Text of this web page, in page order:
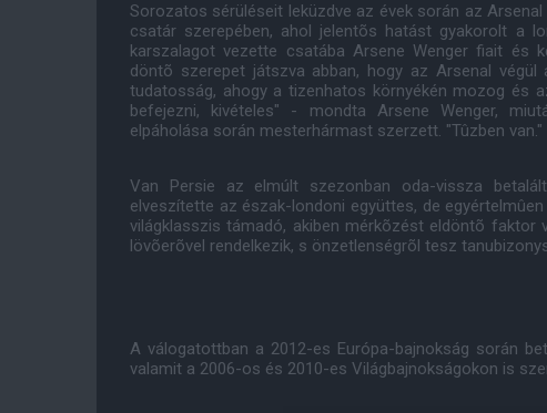
Sorozatos sérüléseit leküzdve az évek során az
csatár szerepében, ahol jelentõs hatást gyakorolt a
karszalagot vezette csatába Arsene Wenger fiait és
döntõ szerepet játszva abban, hogy az Arsenal
tudatosság, ahogy a tizenhatos környékén mozog és
befejezni, kivételes" - mondta Arsene Wenger,
elpáholása során mesterhármast szerzett. "Tûzben van."
Van Persie az elmúlt szezonban oda-vissza
elveszítette az észak-londoni együttes, de
világklasszis támadó, akiben mérkõzést eldöntõ faktor
lövõerõvel rendelkezik, s önzetlenségrõl tesz
A válogatottban a 2012-es Európa-bajnokság során
valamit a 2006-os és 2010-es Világbajnokságokon is